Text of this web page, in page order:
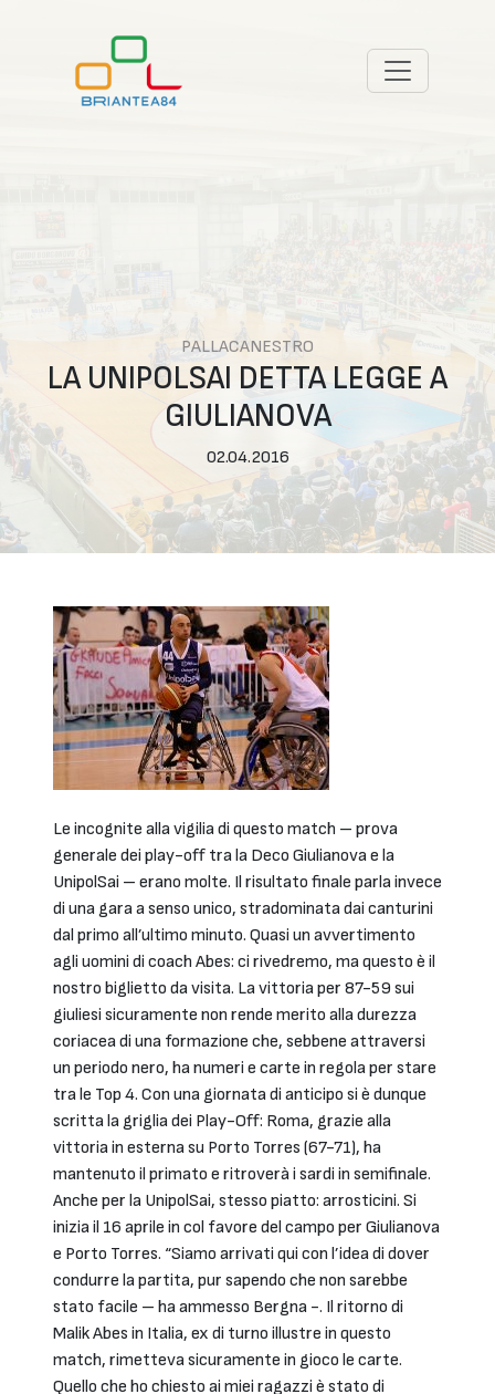
PALLACANESTRO
LA UNIPOLSAI DETTA LEGGE A
GIULIANOVA
02.04.2016
Le incognite alla vigilia di questo match – prova
generale dei play-off tra la Deco Giulianova e la
UnipolSai – erano molte. Il risultato finale parla invece
di una gara a senso unico, stradominata dai canturini
dal primo all’ultimo minuto. Quasi un avvertimento
agli uomini di coach Abes: ci rivedremo, ma questo è il
nostro biglietto da visita. La vittoria per 87-59 sui
giuliesi sicuramente non rende merito alla durezza
coriacea di una formazione che, sebbene attraversi
un periodo nero, ha numeri e carte in regola per stare
tra le Top 4. Con una giornata di anticipo si è dunque
scritta la griglia dei Play-Off: Roma, grazie alla
vittoria in esterna su Porto Torres (67-71), ha
mantenuto il primato e ritroverà i sardi in semifinale.
Anche per la UnipolSai, stesso piatto: arrosticini. Si
inizia il 16 aprile in col favore del campo per Giulianova
e Porto Torres. “Siamo arrivati qui con l’idea di dover
condurre la partita, pur sapendo che non sarebbe
stato facile – ha ammesso Bergna -. Il ritorno di
Malik Abes in Italia, ex di turno illustre in questo
match, rimetteva sicuramente in gioco le carte.
Quello che ho chiesto ai miei ragazzi è stato di